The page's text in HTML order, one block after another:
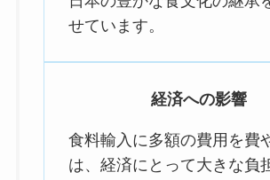
せています。
経済への影響
食料輸入に多額の費用を費
は、経済にとって大きな負